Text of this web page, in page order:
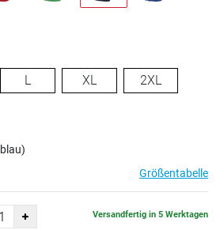
L XL 2XL
Größentabelle
Versandfertig in 5 Werktagen